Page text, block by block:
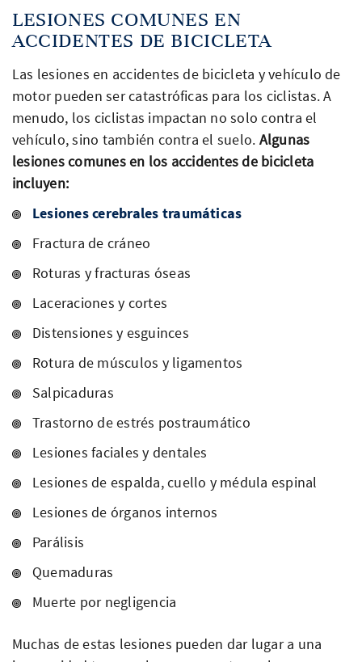
LESIONES COMUNES EN
ACCIDENTES DE BICICLETA
Las lesiones en accidentes de bicicleta y vehículo de
motor pueden ser catastróficas para los ciclistas. A
menudo, los ciclistas impactan no solo contra el
vehículo, sino también contra el suelo. Algunas
lesiones comunes en los accidentes de bicicleta
incluyen:
Lesiones cerebrales traumáticas
Fractura de cráneo
Roturas y fracturas óseas
Laceraciones y cortes
Distensiones y esguinces
Rotura de músculos y ligamentos
Salpicaduras
Trastorno de estrés postraumático
Lesiones faciales y dentales
Lesiones de espalda, cuello y médula espinal
Lesiones de órganos internos
Parálisis
Quemaduras
Muerte por negligencia
Muchas de estas lesiones pueden dar lugar a una